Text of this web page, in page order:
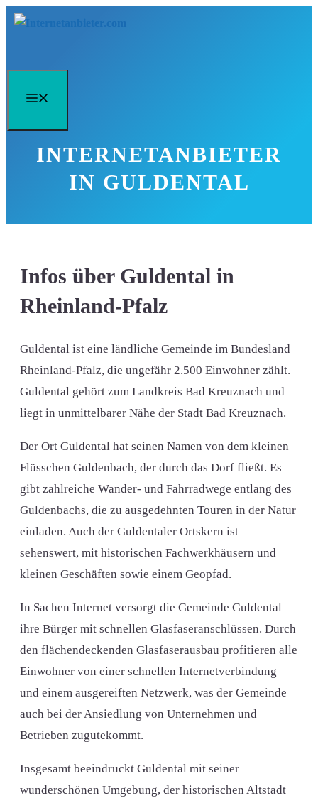
Zum
INTERNETANBIETER
IN GULDENTAL
Infos über Guldental in
Rheinland-Pfalz
Guldental ist eine ländliche Gemeinde im Bundesland
Rheinland-Pfalz, die ungefähr 2.500 Einwohner zählt.
Guldental gehört zum Landkreis Bad Kreuznach und
liegt in unmittelbarer Nähe der Stadt Bad Kreuznach.
Der Ort Guldental hat seinen Namen von dem kleinen
Flüsschen Guldenbach, der durch das Dorf fließt. Es
gibt zahlreiche Wander- und Fahrradwege entlang des
Guldenbachs, die zu ausgedehnten Touren in der Natur
einladen. Auch der Guldentaler Ortskern ist
sehenswert, mit historischen Fachwerkhäusern und
kleinen Geschäften sowie einem Geopfad.
In Sachen Internet versorgt die Gemeinde Guldental
ihre Bürger mit schnellen Glasfaseranschlüssen. Durch
den flächendeckenden Glasfaserausbau profitieren alle
Einwohner von einer schnellen Internetverbindung
und einem ausgereiften Netzwerk, was der Gemeinde
auch bei der Ansiedlung von Unternehmen und
Betrieben zugutekommt.
Insgesamt beeindruckt Guldental mit seiner
wunderschönen Umgebung, der historischen Altstadt